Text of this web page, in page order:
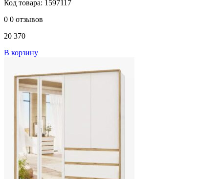
Код товара: 1597117
0 0 отзывов
20 370
В корзину